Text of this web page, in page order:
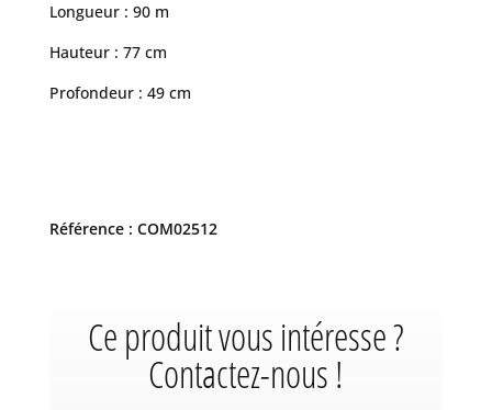
Longueur : 90 m
Hauteur : 77 cm
Profondeur : 49 cm
Référence : COM02512
Ce produit vous intéresse ?
Contactez-nous !